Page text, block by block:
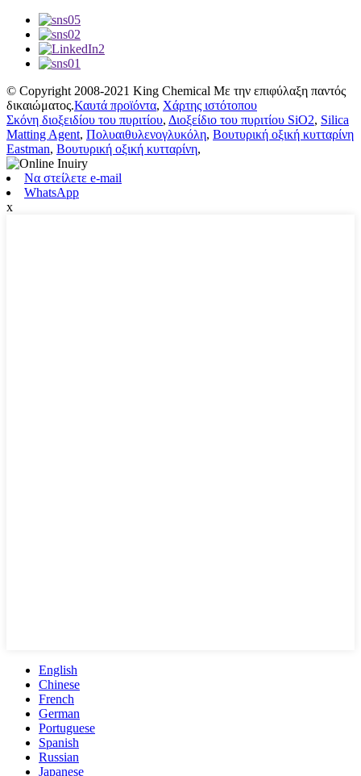
© Copyright 2008-2021 King Chemical Με την επιφύλαξη παντός
δικαιώματος.Καυτά προϊόντα, Χάρτης ιστότοπου
Σκόνη διοξειδίου του πυριτίου, Διοξείδιο του πυριτίου SiO2, Silica
Matting Agent, Πολυαιθυλενογλυκόλη, Βουτυρική οξική κυτταρίνη
Eastman, Βουτυρική οξική κυτταρίνη,
Να στείλετε e-mail
WhatsApp
x
English
Chinese
French
German
Portuguese
Spanish
Russian
Japanese